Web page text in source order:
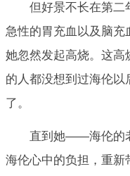
但好景不长在第二
急性的胃充血以及脑充
她忽然发起高烧。这
的人都没想到过海伦
了。
直到她——海伦的
海伦心中的负担，重